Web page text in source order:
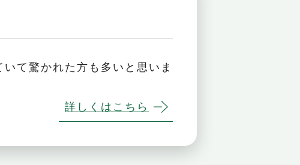
て驚かれた方も多いと思いま
詳しくはこちら